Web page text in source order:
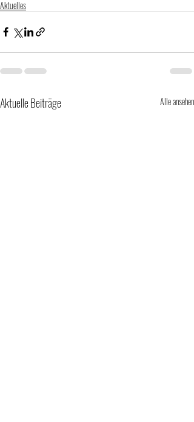
Aktuelles
Aktuelle Beiträge Alle ansehen